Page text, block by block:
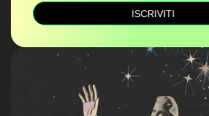
ISCRIVITI